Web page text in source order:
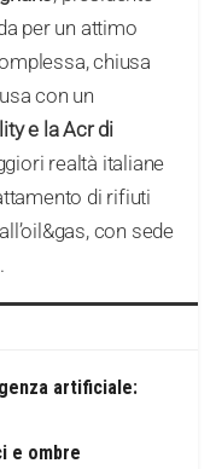
per un attimo
chiusa
con un
e la Acr di
realtà italiane
di rifiuti
con sede
artificiale:
e ombre